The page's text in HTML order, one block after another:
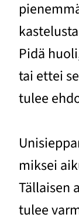
Pidä
tai ettei
tulee
miksei
Tällaisen
tulee